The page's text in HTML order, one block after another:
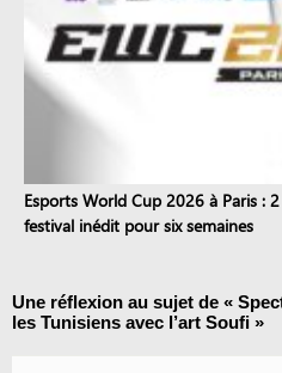
Esports World Cup 2026 à Paris :
festival inédit pour six semaines
Une réflexion au sujet de «
les Tunisiens avec l’art Soufi »